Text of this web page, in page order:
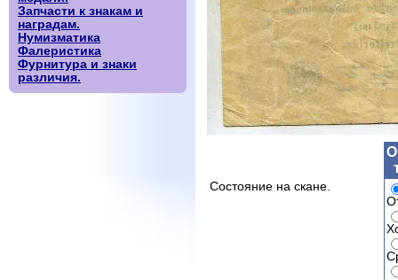
Запчасти к знакам и
наградам.
Нумизматика
Фалеристика
Фурнитура и знаки
различия.
Состояние на скане.